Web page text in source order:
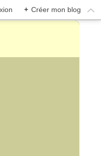
+ Créer mon blog